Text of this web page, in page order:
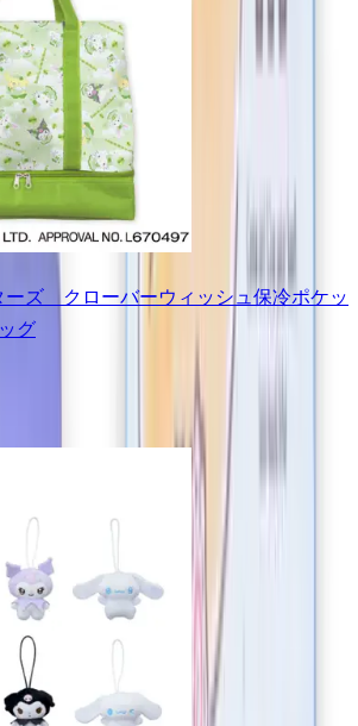
ーズ クローバーウィッシュ保冷ポケッ
グ